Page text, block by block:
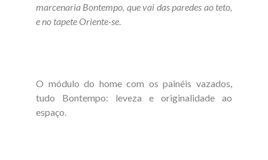
marcenaria Bontempo, que vai das paredes ao teto,
e no tapete Oriente-se.
O módulo do home com os painéis vazados,
tudo Bontempo: leveza e originalidade ao
espaço.